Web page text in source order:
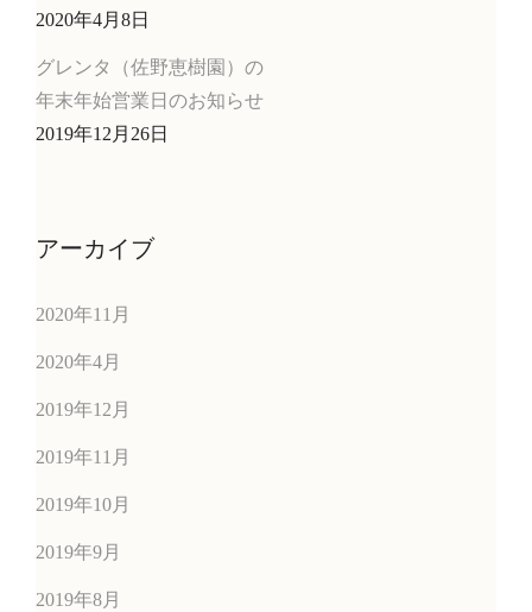
2020年4月8日
グレンタ（佐野恵樹園）の
年末年始営業日のお知らせ
2019年12月26日
アーカイブ
2020年11月
2020年4月
2019年12月
2019年11月
2019年10月
2019年9月
2019年8月